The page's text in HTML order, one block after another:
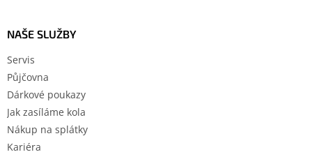
NAŠE SLUŽBY
Servis
Půjčovna
Dárkové poukazy
Jak zasíláme kola
Nákup na splátky
Kariéra